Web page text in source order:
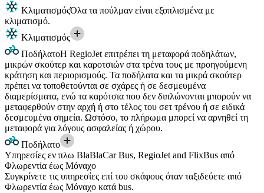
ΚλιματισμόςΌλα τα πούλμαν είναι εξοπλισμένα με
κλιματισμό.
Κλιματισμός
ΠοδήλατοΗ RegioJet επιτρέπει τη μεταφορά ποδηλάτων,
μικρών σκούτερ και καροτσιών στα τρένα τους με προηγούμενη
κράτηση και περιορισμούς. Τα ποδήλατα και τα μικρά σκούτερ
πρέπει να τοποθετούνται σε σχάρες ή σε δεσμευμένα
διαμερίσματα, ενώ τα καρότσια που δεν διπλώνονται μπορούν να
μεταφερθούν στην αρχή ή στο τέλος του σετ τρένου ή σε ειδικά
δεσμευμένα σημεία. Ωστόσο, το πλήρωμα μπορεί να αρνηθεί τη
μεταφορά για λόγους ασφαλείας ή χώρου.
Ποδήλατο
Υπηρεσίες εν πλω BlaBlaCar Bus, RegioJet and FlixBus από
Φλωρεντία έως Μόναχο
Συγκρίνετε τις υπηρεσίες επί του σκάφους όταν ταξιδεύετε από
Φλωρεντία έως Μόναχο κατά bus.